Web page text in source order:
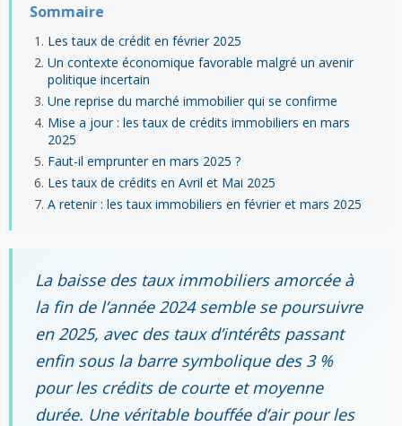
Sommaire
Les taux de crédit en février 2025
Un contexte économique favorable malgré un avenir
politique incertain
Une reprise du marché immobilier qui se confirme
Mise a jour : les taux de crédits immobiliers en mars
2025
Faut-il emprunter en mars 2025 ?
Les taux de crédits en Avril et Mai 2025
A retenir : les taux immobiliers en février et mars 2025
La baisse des taux immobiliers amorcée à
la fin de l’année 2024 semble se poursuivre
en 2025, avec des taux d’intérêts passant
enfin sous la barre symbolique des 3 %
pour les crédits de courte et moyenne
durée. Une véritable bouffée d’air pour les